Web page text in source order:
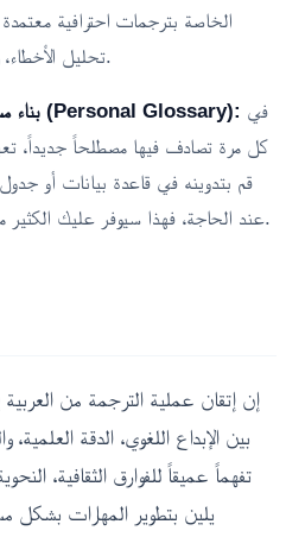
الخاصة بترجمات احترافية
تحليل الأخطاء، والعمل على تحسين صياغتك.
بناء مسرد مصطلحات خاص ومحدث (Personal Glossary):
كل مرة تصادف فيها مصطلحاً جديداً،
قم بتدوينه في قاعدة بيانات أو
عند الحاجة، فهذا سيوفر عليك الكثير من وقت البحث في المستقبل.
إن إتقان عملية الترجمة من
بين الإبداع اللغوي، الدقة
تفهماً عميقاً للفوارق الثقافية،
يلين بتطوير المهارات بشكل